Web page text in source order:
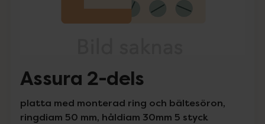
Assura 2-dels
platta med monterad ring och bältesöron,
ringdiam 50 mm, håldiam 30mm 5 styck